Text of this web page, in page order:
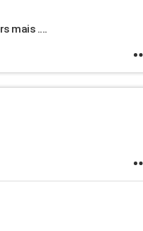
mais ....